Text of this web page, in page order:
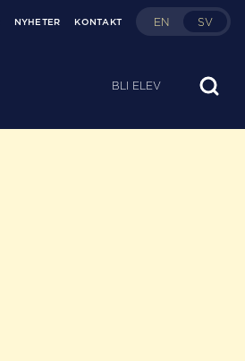
NYHETER KONTAKT EN SV
BLI ELEV